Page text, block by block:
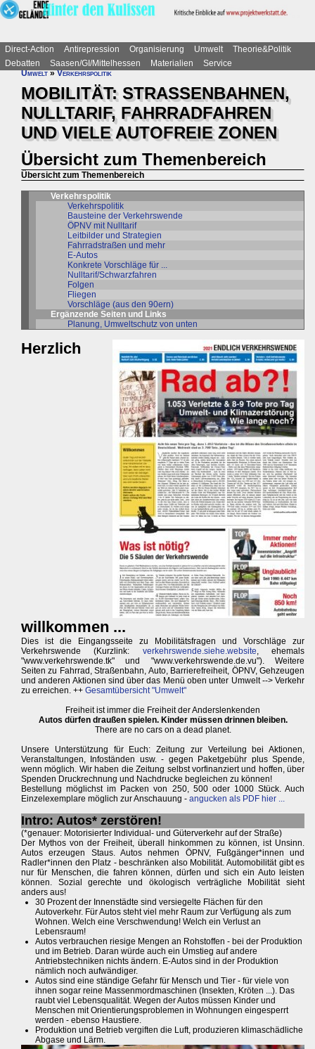
Direct-Action Antirepression Organisierung Umwelt
Theorie&Politik
Debatten
Saasen/GI/Mittelhessen Materialien
Service
Umwelt»Verkehrspolitik
MOBILITÄT: STRASSENBAHNEN,
NULLTARIF, FAHRRADFAHREN
UND VIELE AUTOFREIE ZONEN
Übersicht zum Themenbereich
Übersicht zum Themenbereich
Verkehrspolitik
Verkehrspolitik
Bausteine der Verkehrswende
ÖPNV mit Nulltarif
Leitbilder und Strategien
Fahrradstraßen und mehr
E-Autos
Konkrete Vorschläge für ...
Nulltarif/Schwarzfahren
Folgen
Fliegen
Vorschläge (aus den 90ern)
Ergänzende Seiten und Links
Planung, Umweltschutz von unten
Herzlich
willkommen ...
Dies ist die Eingangsseite zu Mobilitätsfragen und Vorschläge zur
Verkehrswende (Kurzlink: verkehrswende.siehe.website, ehemals
"www.verkehrswende.tk" und "www.verkehrswende.de.vu"). Weitere
Seiten zu Fahrrad, Straßenbahn, Auto, Barrierefreiheit, ÖPNV, Gehzeugen
und anderen Aktionen sind über das Menü oben unter Umwelt --> Verkehr
zu erreichen. ++ Gesamtübersicht "Umwelt"
Freiheit ist immer die Freiheit der Anderslenkenden
Autos dürfen draußen spielen. Kinder müssen drinnen bleiben.
There are no cars on a dead planet.
Unsere Unterstützung für Euch: Zeitung zur Verteilung bei Aktionen,
Veranstaltungen, Infoständen usw. - gegen Paketgebühr plus Spende,
wenn möglich. Wir haben die Zeitung selbst vorfinanziert und hoffen, über
Spenden Druckrechnung und Nachdrucke begleichen zu können!
Bestellung möglichst im Packen von 250, 500 oder 1000 Stück. Auch
Einzelexemplare möglich zur Anschauung - angucken als PDF hier ...
Intro: Autos* zerstören!
(*genauer: Motorisierter Individual- und Güterverkehr auf der Straße)
Der Mythos von der Freiheit, überall hinkommen zu können, ist Unsinn.
Autos erzeugen Staus. Autos nehmen ÖPNV, Fußgänger*innen und
Radler*innen den Platz - beschränken also Mobilität. Automobilität gibt es
nur für Menschen, die fahren können, dürfen und sich ein Auto leisten
können. Sozial gerechte und ökologisch verträgliche Mobilität sieht
anders aus!
30 Prozent der Innenstädte sind versiegelte Flächen für den
Autoverkehr. Für Autos steht viel mehr Raum zur Verfügung als zum
Wohnen. Welch eine Verschwendung! Welch ein Verlust an
Lebensraum!
Autos verbrauchen riesige Mengen an Rohstoffen - bei der Produktion
und im Betrieb. Daran würde auch ein Umstieg auf andere
Antriebstechniken nichts ändern. E-Autos sind in der Produktion
nämlich noch aufwändiger.
Autos sind eine ständige Gefahr für Mensch und Tier - für viele von
ihnen sogar reine Massenmordmaschinen (Insekten, Kröten ...). Das
raubt viel Lebensqualität. Wegen der Autos müssen Kinder und
Menschen mit Orientierungsproblemen in Wohnungen eingesperrt
werden - ebenso Haustiere.
Produktion und Betrieb vergiften die Luft, produzieren klimaschädliche
Abgase und Lärm.